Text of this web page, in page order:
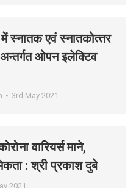
में स्‍नातक एवं स्‍नातकोत्‍तर
ओपन इलेक्टिव
3rd May 2021
वारियर्स माने,
: श्री प्रकाश दुबे
2021